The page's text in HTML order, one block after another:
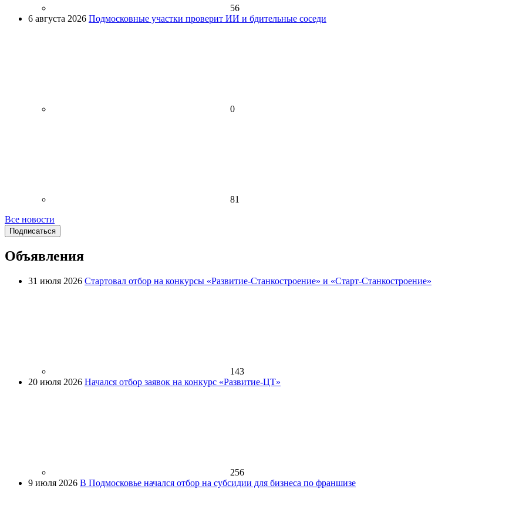
56
6 августа 2026 Подмосковные участки проверит ИИ и бдительные соседи
0
81
Все новости
Подписаться
Объявления
31 июля 2026 Стартовал отбор на конкурсы «Развитие-Станкостроение» и «Старт-Станкостроение»
143
20 июля 2026 Начался отбор заявок на конкурс «Развитие-ЦТ»
256
9 июля 2026 В Подмосковье начался отбор на субсидии для бизнеса по франшизе